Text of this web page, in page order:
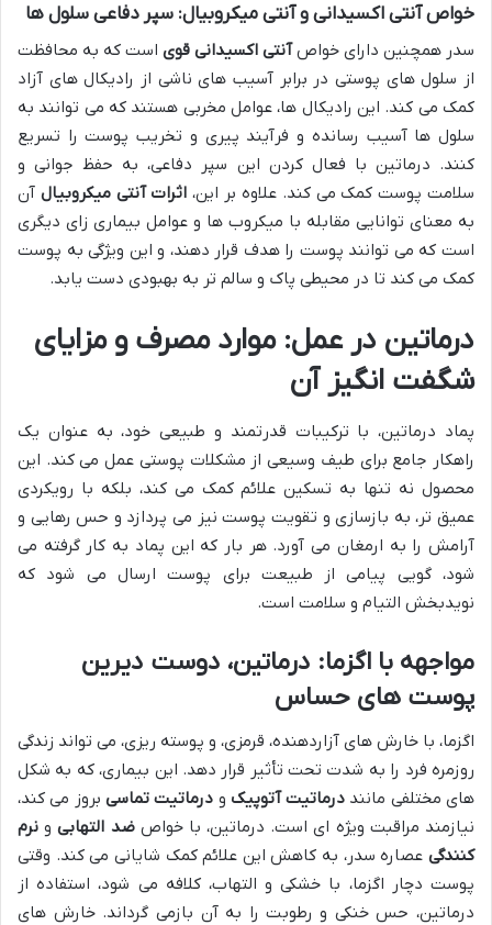
خواص آنتی اکسیدانی و آنتی میکروبیال: سپر دفاعی سلول ها
سدر همچنین دارای خواصآنتی اکسیدانی قوی است که به محافظت
از سلول های پوستی در برابر آسیب های ناشی از رادیکال های آزاد
کمک می کند. این رادیکال ها، عوامل مخربی هستند که می توانند به
سلول ها آسیب رسانده و فرآیند پیری و تخریب پوست را تسریع
کنند. درماتین با فعال کردن این سپر دفاعی، به حفظ جوانی و
سلامت پوست کمک می کند. علاوه بر این، اثرات آنتی میکروبیال آن
به معنای توانایی مقابله با میکروب ها و عوامل بیماری زای دیگری
است که می توانند پوست را هدف قرار دهند، و این ویژگی به پوست
کمک می کند تا در محیطی پاک و سالم تر به بهبودی دست یابد.
درماتین در عمل: موارد مصرف و مزایای
شگفت انگیز آن
پماد درماتین، با ترکیبات قدرتمند و طبیعی خود، به عنوان یک
راهکار جامع برای طیف وسیعی از مشکلات پوستی عمل می کند. این
محصول نه تنها به تسکین علائم کمک می کند، بلکه با رویکردی
عمیق تر، به بازسازی و تقویت پوست نیز می پردازد و حس رهایی و
آرامش را به ارمغان می آورد. هر بار که این پماد به کار گرفته می
شود، گویی پیامی از طبیعت برای پوست ارسال می شود که
نویدبخش التیام و سلامت است.
مواجهه با اگزما: درماتین، دوست دیرین
پوست های حساس
اگزما، با خارش های آزاردهنده، قرمزی، و پوسته ریزی، می تواند زندگی
روزمره فرد را به شدت تحت تأثیر قرار دهد. این بیماری، که به شکل
های مختلفی مانند درماتیت آتوپیک و درماتیت تماسی بروز می کند،
نیازمند مراقبت ویژه ای است. درماتین، با خواصضد التهابیو نرم
کنندگی عصاره سدر، به کاهش این علائم کمک شایانی می کند. وقتی
پوست دچار اگزما، با خشکی و التهاب، کلافه می شود، استفاده از
درماتین، حس خنکی و رطوبت را به آن بازمی گرداند. خارش های